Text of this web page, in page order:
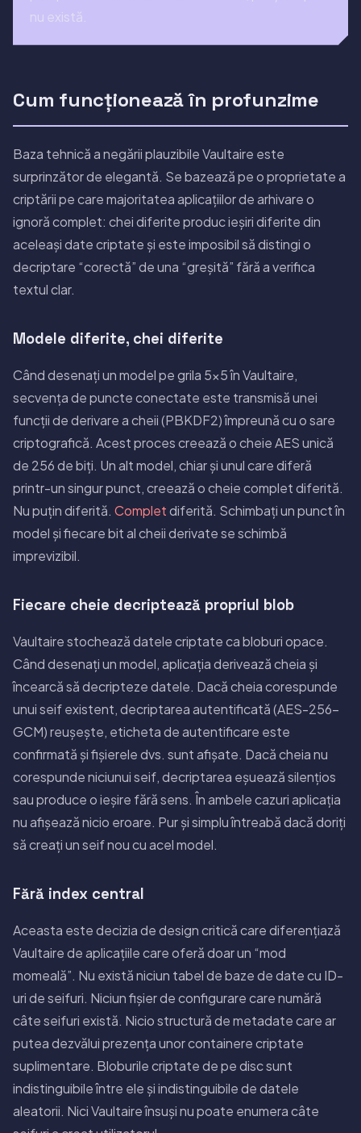
nu există.
Cum funcționează în profunzime
Baza tehnică a negării plauzibile Vaultaire este
surprinzător de elegantă. Se bazează pe o proprietate a
criptării pe care majoritatea aplicațiilor de arhivare o
ignoră complet: chei diferite produc ieșiri diferite din
aceleași date criptate și este imposibil să distingi o
decriptare “corectă” de una “greșită” fără a verifica
textul clar.
Modele diferite, chei diferite
Când desenați un model pe grila 5×5 în Vaultaire,
secvența de puncte conectate este transmisă unei
funcții de derivare a cheii (PBKDF2) împreună cu o sare
criptografică. Acest proces creează o cheie AES unică
de 256 de biți. Un alt model, chiar și unul care diferă
printr-un singur punct, creează o cheie complet diferită.
Nu puțin diferită. Completdiferită. Schimbați un punct în
model și fiecare bit al cheii derivate se schimbă
imprevizibil.
Fiecare cheie decriptează propriul blob
Vaultaire stochează datele criptate ca bloburi opace.
Când desenați un model, aplicația derivează cheia și
încearcă să decripteze datele. Dacă cheia corespunde
unui seif existent, decriptarea autentificată (AES-256-
GCM) reușește, eticheta de autentificare este
confirmată și fișierele dvs. sunt afișate. Dacă cheia nu
corespunde niciunui seif, decriptarea eșuează silențios
sau produce o ieșire fără sens. În ambele cazuri aplicația
nu afișează nicio eroare. Pur și simplu întreabă dacă doriți
să creați un seif nou cu acel model.
Fără index central
Aceasta este decizia de design critică care diferențiază
Vaultaire de aplicațiile care oferă doar un “mod
momeală”. Nu există niciun tabel de baze de date cu ID-
uri de seifuri. Niciun fișier de configurare care numără
câte seifuri există. Nicio structură de metadate care ar
putea dezvălui prezența unor containere criptate
suplimentare. Bloburile criptate de pe disc sunt
indistinguibile între ele și indistinguibile de datele
aleatorii. Nici Vaultaire însuși nu poate enumera câte